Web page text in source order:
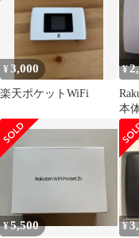
¥3,000
楽天ポケットWiFi
¥
本
¥5,500 ¥